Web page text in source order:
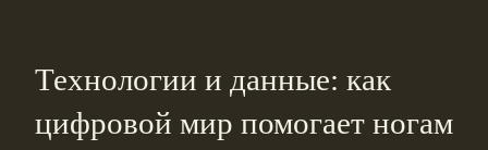
Технологии и данные: как
цифровой мир помогает ногам